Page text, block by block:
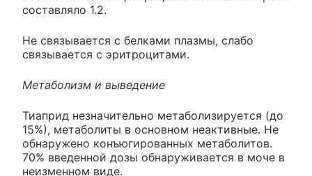
составляло 1.2.
Не связывается с белками плазмы, слабо
связывается с эритроцитами.
Метаболизм и выведение
Тиаприд незначительно метаболизируется (до
15%), метаболиты в основном неактивные. Не
обнаружено конъюгированных метаболитов.
70% введенной дозы обнаруживается в моче в
неизменном виде.